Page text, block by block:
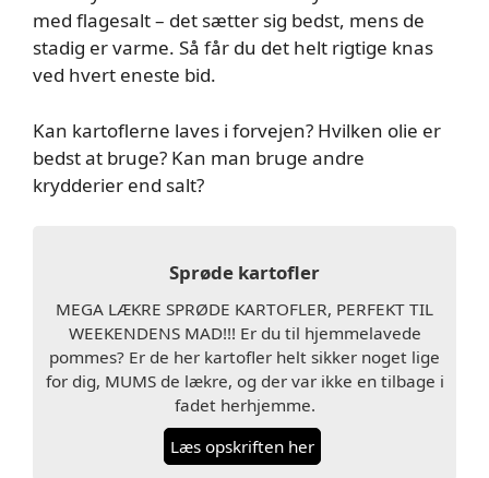
med flagesalt – det sætter sig bedst, mens de
stadig er varme. Så får du det helt rigtige knas
ved hvert eneste bid.
Kan kartoflerne laves i forvejen? Hvilken olie er
bedst at bruge? Kan man bruge andre
krydderier end salt?
Sprøde kartofler
MEGA LÆKRE SPRØDE KARTOFLER, PERFEKT TIL
WEEKENDENS MAD!!! Er du til hjemmelavede
pommes? Er de her kartofler helt sikker noget lige
for dig, MUMS de lækre, og der var ikke en tilbage i
fadet herhjemme.
Læs opskriften her